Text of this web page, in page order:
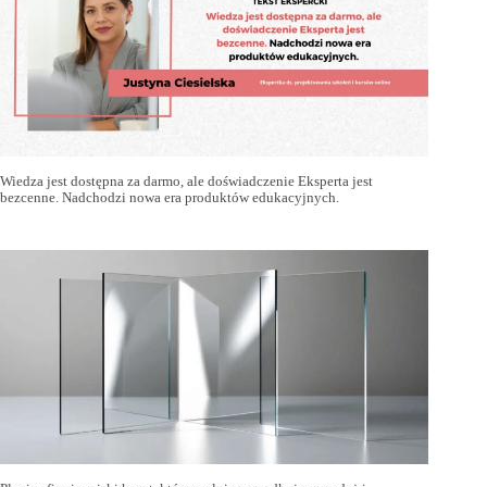
Wiedza jest dostępna za darmo, ale doświadczenie Eksperta jest
bezcenne. Nadchodzi nowa era produktów edukacyjnych.